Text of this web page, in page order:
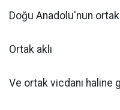
Doğu Anadolu'nun
Ortak aklı
Ve ortak vicdanı haline